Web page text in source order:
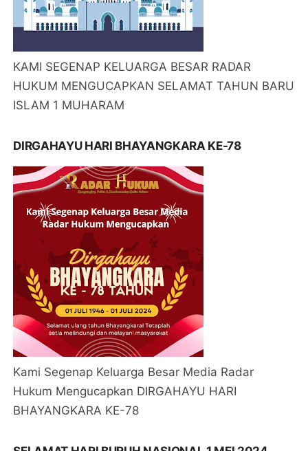
KAMI SEGENAP KELUARGA BESAR RADAR
HUKUM MENGUCAPKAN SELAMAT TAHUN BARU
ISLAM 1 MUHARAM
DIRGAHAYU HARI BHAYANGKARA KE-78
Kami Segenap Keluarga Besar Media Radar
Hukum Mengucapkan DIRGAHAYU HARI
BHAYANGKARA KE-78